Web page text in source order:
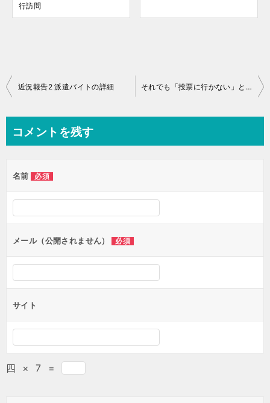
行訪問
投
ビ
ー
シ
ョ
ン
近況報告2 派遣バイトの詳細 それでも「投票に行かない」と言う人達へ
コメントを残す
名前 必須
メール（公開されません） 必須
サイト
四 × 7 =